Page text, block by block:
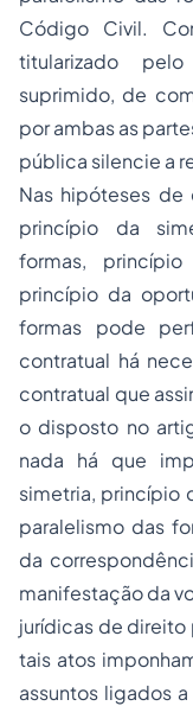
Código Civil.
titularizado
suprimido, de
por ambas as
pública silencie a
Nas hipóteses de
princípio da
formas,
princípio da
formas pode
contratual há
contratual que
o disposto no
nada há que
simetria, princípio
paralelismo das
da
manifestação da
jurídicas de
tais atos
assuntos ligados